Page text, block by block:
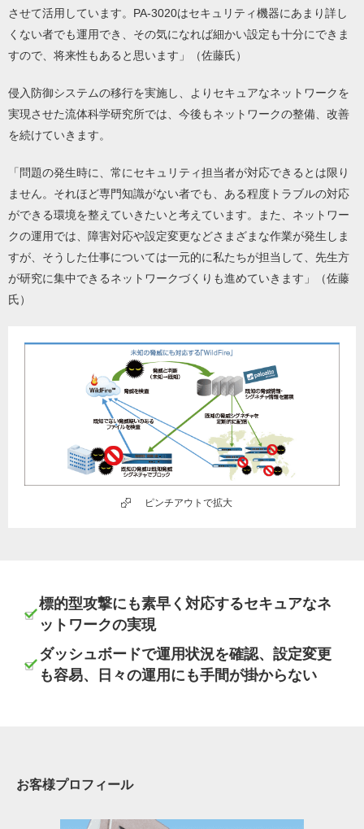
させて活用しています。PA-3020はセキュリティ機器にあまり詳し
くない者でも運用でき、その気になれば細かい設定も十分にできま
すので、将来性もあると思います」（佐藤氏）
侵入防御システムの移行を実施し、よりセキュアなネットワークを
実現させた流体科学研究所では、今後もネットワークの整備、改善
を続けていきます。
「問題の発生時に、常にセキュリティ担当者が対応できるとは限り
ません。それほど専門知識がない者でも、ある程度トラブルの対応
ができる環境を整えていきたいと考えています。また、ネットワー
クの運用では、障害対応や設定変更などさまざまな作業が発生しま
すが、そうした仕事については一元的に私たちが担当して、先生方
が研究に集中できるネットワークづくりも進めていきます」（佐藤
氏）
ピンチアウトで拡大
標的型攻撃にも素早く対応するセキュアなネ
ットワークの実現
ダッシュボードで運用状況を確認、設定変更
も容易、日々の運用にも手間が掛からない
お客様プロフィール